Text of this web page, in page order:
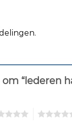
“lederen